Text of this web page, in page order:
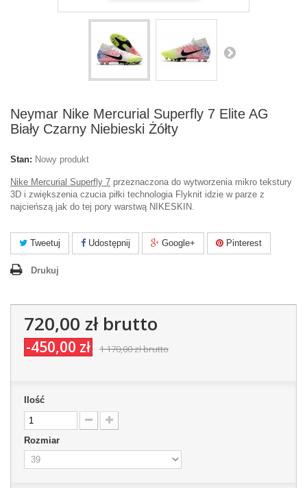
Neymar Nike Mercurial Superfly 7 Elite AG
Biały Czarny Niebieski Żółty
Stan: Nowy produkt
Nike Mercurial Superfly 7 przeznaczona do wytworzenia mikro tekstury
3D i zwiększenia czucia piłki technologia Flyknit idzie w parze z
najcieńszą jak do tej pory warstwą NIKESKIN.
Tweetuj Udostępnij Google+ Pinterest
Drukuj
720,00 złbrutto
-450,00 zł 1 170,00 złbrutto
Ilość
Rozmiar